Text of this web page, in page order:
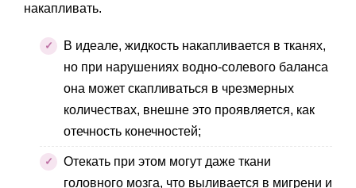
накапливать.
В идеале, жидкость накапливается в тканях,
но при нарушениях водно-солевого баланса
она может скапливаться в чрезмерных
количествах, внешне это проявляется, как
отечность конечностей;
Отекать при этом могут даже ткани
головного мозга, что выливается в мигрени и